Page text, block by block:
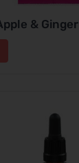
& Ginger